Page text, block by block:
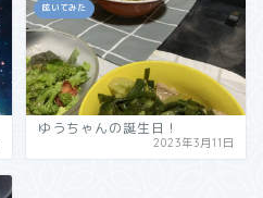
呟いてみた
ゆうちゃんの誕生日！
2023年3月11日